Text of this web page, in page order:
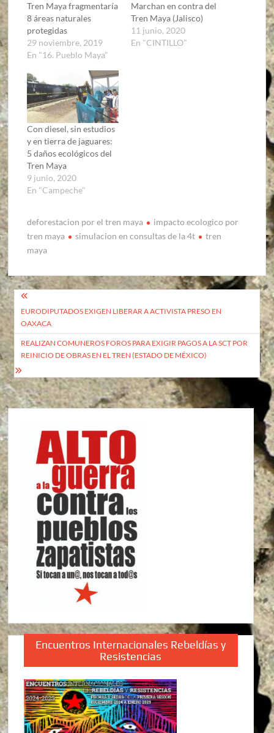
Tren Maya fragmentaría
8 áreas naturales
protegidas
29 noviembre, 2019
En "16. Pueblo Maya"
Marchan en contra del
Tren Maya (Jalisco)
11 junio, 2020
En "CINTILLO"
Con diesel, sin estudios
y en tierra de jaguares:
5 daños ecológicos del
Tren Maya
9 junio, 2020
En "Campeche"
deforestacion por el tren maya
impacto ecologico por
tren maya
simulacion en consultas de la 4t
tren
maya
Navegación
de
entradas
EURODIPUTADOS EXIGEN LIBERAR A ACTIVISTA PRESO EN
OAXACA
REALIZAN COMUNEROS FOROS PARA EXIGIR PAGOS A LA SCT POR
REINICIO DE OBRAS EN EL TREN (ESTADO DE MÉXICO)
Encuentros Internacionales Rebeldías y
Resistencias